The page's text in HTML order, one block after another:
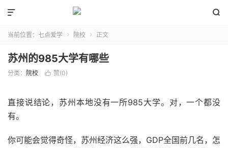


当前位置： 七点爱学  院校  正文
苏州的985大学有哪些
分类： 院校  赞(0)
直接说结论，苏州本地没有一所985大学。对，一个都没
有。
你可能会觉得奇怪，苏州经济这么强，GDP全国前几名，怎